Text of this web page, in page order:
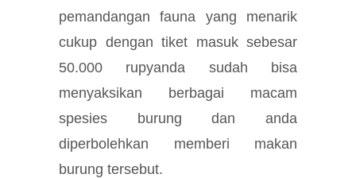
pemandangan fauna yang menarik
cukup dengan tiket masuk sebesar
50.000 rupyanda sudah bisa
menyaksikan berbagai macam
spesies burung dan anda
diperbolehkan memberi makan
burung tersebut.